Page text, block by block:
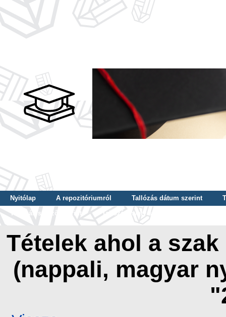
Nyitólap A repozitóriumról Tallózás dátum szerint
Tallózás szerző szerint
Tallózás nyelv szerint
Tételek ahol a
(nappali, magyar